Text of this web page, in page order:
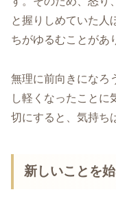
と握りしめていた人
ちがゆるむことがあ
無理に前向きになろ
し軽くなったことに
切にすると、気持ち
新しいことを